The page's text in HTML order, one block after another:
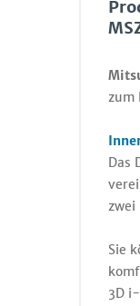
zum
Das
zwei
Sie
3D